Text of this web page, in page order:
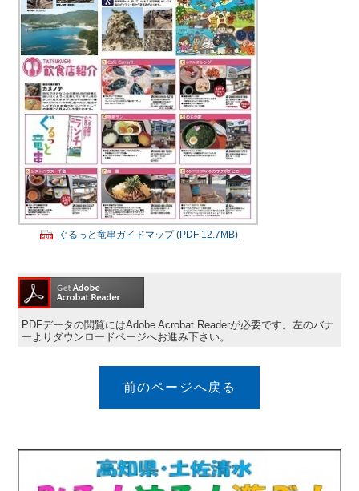
ぐるっと竜串ガイドマップ (PDF 12.7MB)
PDFデータの閲覧にはAdobe Acrobat Readerが必要です。左のバナ
ーよりダウンロードページへお進み下さい。
前のページへ戻る